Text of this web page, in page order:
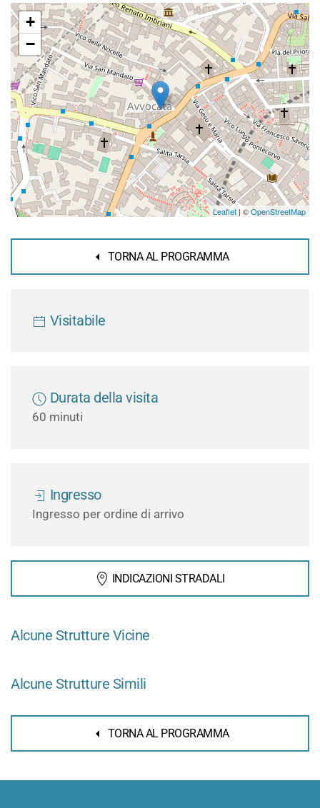
+
−
Leaflet | ©OpenStreetMap
TORNA AL PROGRAMMA
Visitabile
Durata della visita
60 minuti
Ingresso
Ingresso per ordine di arrivo
INDICAZIONI STRADALI
Alcune Strutture Vicine
Alcune Strutture Simili
TORNA AL PROGRAMMA